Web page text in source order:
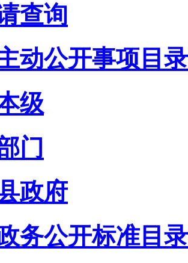
查询
动公开事项目录
级
门
政府
务公开标准目录